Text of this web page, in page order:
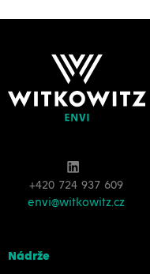
+420 724 937 609
envi@witkowitz.cz
Nádrže